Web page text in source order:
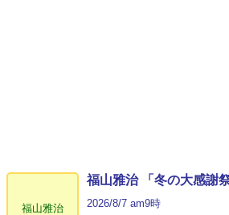
福山雅治
福山雅治 「冬の⼤感謝
2026/8/7 am9時